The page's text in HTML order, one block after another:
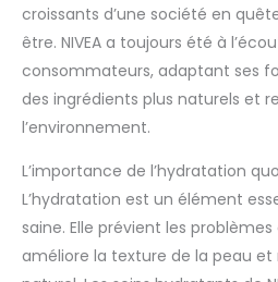
croissants d’une société en
être. NIVEA a toujours été à
consommateurs, adaptant ses
des ingrédients plus naturels et
l’environnement.
L’importance de l’hydratation
L’hydratation est un élément
saine. Elle prévient les
améliore la texture de la peau et